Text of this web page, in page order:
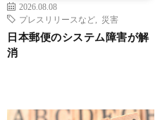
2026.08.08
プレスリリースなど
災害
日本郵便のシステム障害が解
消